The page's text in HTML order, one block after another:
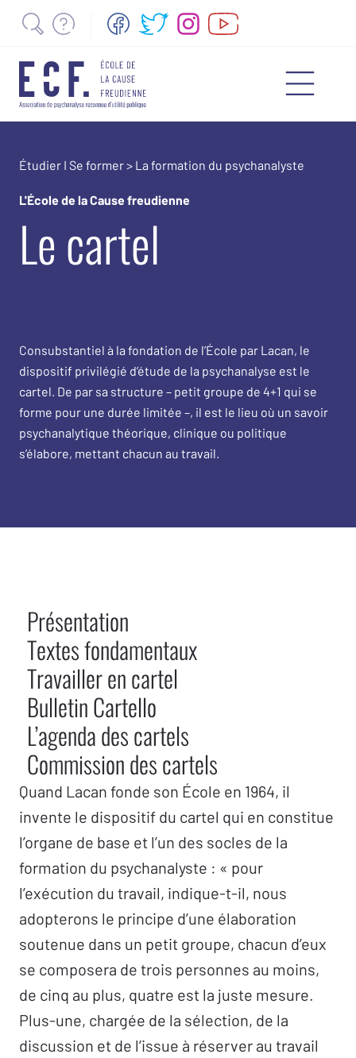
Étudier I Se former> La formation du psychanalyste
L'École de la Cause freudienne
Le cartel
Consubstantiel à la fondation de l’École par Lacan, le
dispositif privilégié d’étude de la psychanalyse est le
cartel. De par sa structure – petit groupe de 4+1 qui se
forme pour une durée limitée –, il est le lieu où un savoir
psychanalytique théorique, clinique ou politique
s’élabore, mettant chacun au travail.
Présentation
Textes fondamentaux
Travailler en cartel
Bulletin Cartello
L’agenda des cartels
Commission des cartels
Quand Lacan fonde son École en 1964, il
invente le dispositif du cartel qui en constitue
l’organe de base et l’un des socles de la
formation du psychanalyste : « pour
l’exécution du travail, indique-t-il, nous
adopterons le principe d’une élaboration
soutenue dans un petit groupe, chacun d’eux
se composera de trois personnes au moins,
de cinq au plus, quatre est la juste mesure.
Plus-une, chargée de la sélection, de la
discussion et de l’issue à réserver au travail